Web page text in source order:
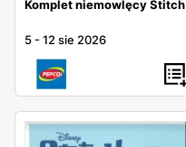
Komplet niemowlęcy Stitch
5 -12 sie 2026